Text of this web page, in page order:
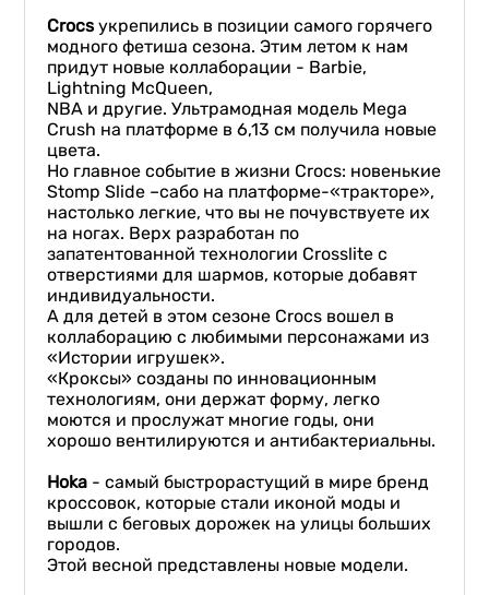
Crocsукрепились в позиции самого горячего
модного фетиша сезона. Этим летом к нам
придут новые коллаборации - Barbie,
Lightning McQueen,
NBA и другие. Ультрамодная модель Mega
Crush на платформе в 6,13 см получила новые
цвета.
Но главное событие в жизни Crocs: новенькие
Stomp Slide –сабо на платформе-«тракторе»,
настолько легкие, что вы не почувствуете их
на ногах. Верх разработан по
запатентованной технологии Crosslite с
отверстиями для шармов, которые добавят
индивидуальности.
А для детей в этом сезоне Crocs вошел в
коллаборацию с любимыми персонажами из
«Истории игрушек».
«Кроксы» созданы по инновационным
технологиям, они держат форму, легко
моются и прослужат многие годы, они
хорошо вентилируются и антибактериальны.
Hoka - самый быстрорастущий в мире бренд
кроссовок, которые стали иконой моды и
вышли с беговых дорожек на улицы больших
городов.
Этой весной представлены новые модели.